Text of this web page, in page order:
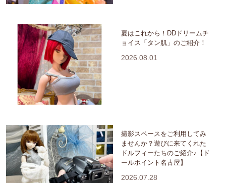
夏はこれから！DDドリームチ
ョイス「タン肌」のご紹介！
2026.08.01
撮影スペースをご利用してみ
ませんか？遊びに来てくれた
ドルフィーたちのご紹介♪【ド
ールポイント名古屋】
2026.07.28